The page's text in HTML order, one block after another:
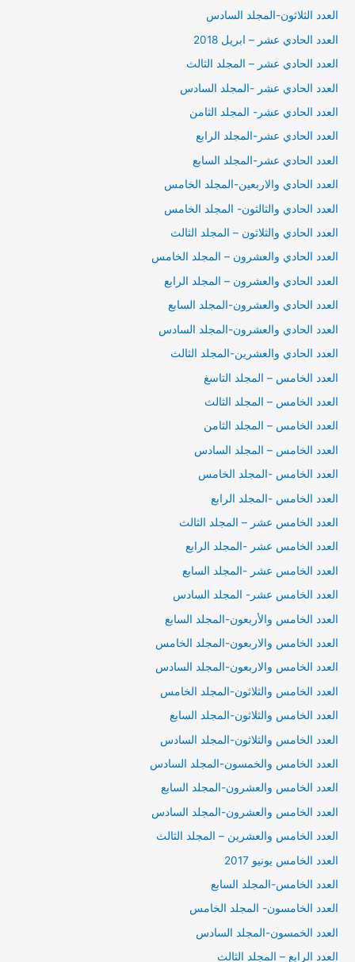
العدد الثلاثون-المجلد السادس
العدد الحادي عشر – ابريل 2018
العدد الحادي عشر – المجلد الثالث
العدد الحادي عشر -المجلد السادس
العدد الحادي عشر- المجلد الثامن
العدد الحادي عشر-المجلد الرابع
العدد الحادي عشر-المجلد السابع
العدد الحادي والاربعين-المجلد الخامس
العدد الحادي والثالثون- المجلد الخامس
العدد الحادي والثلاثون – المجلد الثالث
العدد الحادي والعشرون – المجلد الخامس
العدد الحادي والعشرون – المجلد الرابع
العدد الحادي والعشرون-المجلد السابع
العدد الحادي والعشرون-المجلد السادس
العدد الحادي والعشرين-المجلد الثالث
العدد الخامس – المجلد التاسغ
العدد الخامس – المجلد الثالث
العدد الخامس – المجلد الثامن
العدد الخامس – المجلد السادس
العدد الخامس -المجلد الخامس
العدد الخامس -المجلد الرابع
العدد الخامس عشر – المجلد الثالث
العدد الخامس عشر -المجلد الرابع
العدد الخامس عشر -المجلد السابع
العدد الخامس عشر- المجلد السادس
العدد الخامس والأربعون-المجلد السابع
العدد الخامس والاربعون-المجلد الخامس
العدد الخامس والاربعون-المجلد السادس
العدد الخامس والثلاثون-المجلد الخامس
العدد الخامس والثلاثون-المجلد السابع
العدد الخامس والثلاثون-المجلد السادس
العدد الخامس والخمسون-المجلد السادس
العدد الخامس والعشرون-المجلد السابع
العدد الخامس والعشرون-المجلد السادس
العدد الخامس والعشرين – المجلد الثالث
العدد الخامس يونيو 2017
العدد الخامس-المجلد السابع
العدد الخامسون- المجلد الخامس
العدد الخمسون-المجلد السادس
العدد الرابع – المجلد الثالث